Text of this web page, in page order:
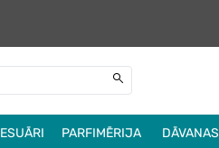
PARFIMĒRIJA DĀVANAS